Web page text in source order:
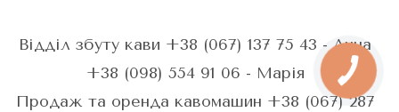
Відділ збуту кави +38 (067) 137 75 43 - Анна
+38 (098) 554 91 06 - Марія
Продаж та оренда кавомашин +38 (067) 287